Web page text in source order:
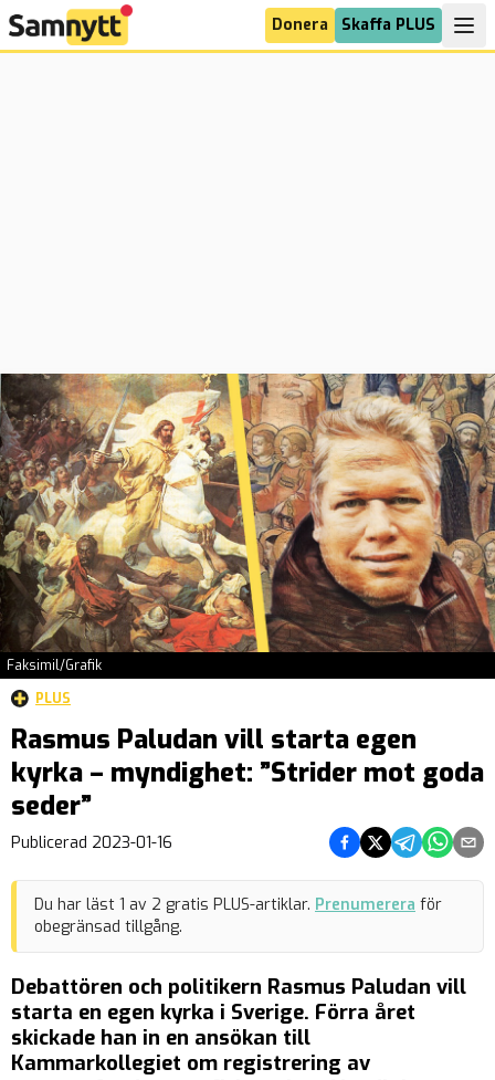
Donera Skaffa PLUS
Faksimil/Grafik
PLUS
Rasmus Paludan vill starta egen
kyrka – myndighet: ”Strider mot goda
seder”
Publicerad 2023-01-16 Dela på Facebook
Dela på Twitter
Dela påDela på
Dela
Du har läst 1 av 2 gratis PLUS-artiklar. Prenumerera för
obegränsad tillgång.
Debattören och politikern Rasmus Paludan vill
starta en egen kyrka i Sverige. Förra året
skickade han in en ansökan till
Kammarkollegiet om registrering av